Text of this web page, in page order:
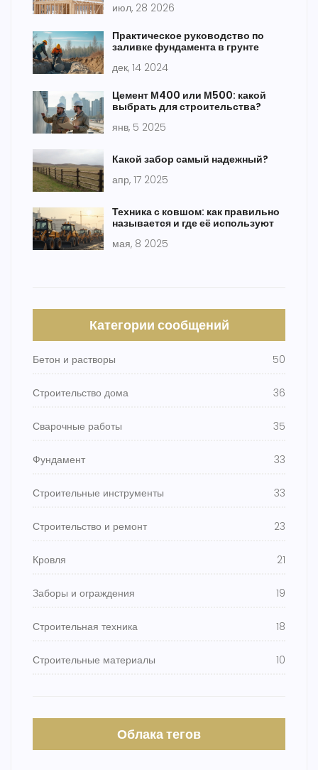
июл, 28 2026
Практическое руководство по
заливке фундамента в грунте
дек, 14 2024
Цемент М400 или М500: какой
выбрать для строительства?
янв, 5 2025
Какой забор самый надежный?
апр, 17 2025
Техника с ковшом: как правильно
называется и где её используют
мая, 8 2025
Категории сообщений
Бетон и растворы 50
Строительство дома 36
Сварочные работы 35
Фундамент 33
Строительные инструменты 33
Строительство и ремонт 23
Кровля 21
Заборы и ограждения 19
Строительная техника 18
Строительные материалы 10
Облака тегов